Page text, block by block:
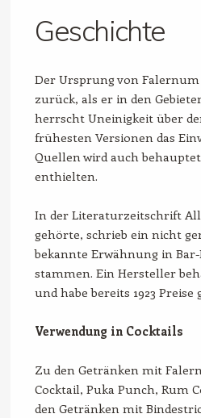
Geschichte
Der Ursprung von
zurück, als er in den
herrscht Uneinigkeit über
frühesten Versionen das
Quellen wird auch
enthielten.
In der Literaturzeitschrift All
gehörte, schrieb ein nicht
bekannte Erwähnung in
stammen. Ein Hersteller
und habe bereits 1923 Preise
Verwendung in Cocktails
Zu den Getränken mit
Cocktail, Puka Punch, Rum
den Getränken mit